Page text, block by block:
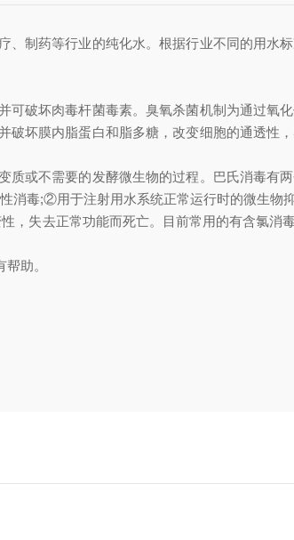
药等行业的纯化水。根据行业不同的用水
坏肉毒杆菌毒素。臭氧杀菌机制为通过氧
坏膜内脂蛋白和脂多糖，改变细胞的通透性
或不需要的发酵微生物的过程。巴氏消毒有
消毒;②用于注射用水系统正常运行时的微生物抑
失去正常功能而死亡。目前常用的有含氯消
助。